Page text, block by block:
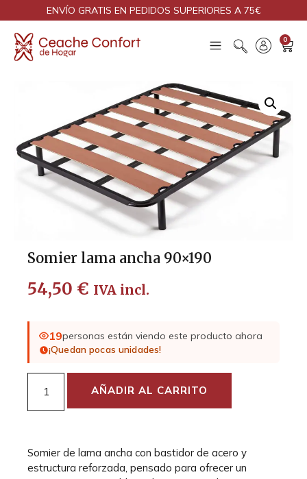
ENVÍO GRATIS EN PEDIDOS SUPERIORES A 75€
0
Somier lama ancha 90×190
54,50 € IVA incl.
19personas están viendo este producto ahora
¡Quedan pocas unidades!
AÑADIR AL CARRITO
Somier de lama ancha con bastidor de acero y
estructura reforzada, pensado para ofrecer un